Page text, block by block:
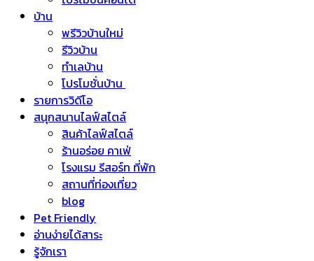
บ้าน
พรีวิวบ้านใหม่
รีวิวบ้าน
ทำเลบ้าน
โปรโมชั่นบ้าน
รายการวิดีโอ
สนุกสนานไลฟ์สไตล์
สินค้าไลฟ์สไตล์
ร้านอร่อย คาเฟ่
โรงแรม รีสอร์ท ที่พัก
สถานที่ท่องเที่ยว
blog
Pet Friendly
อ่านง่ายได้สาระ
รู้จักเรา